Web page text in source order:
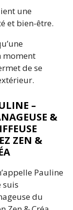
une
et bien-être.
moment
de se
–
&
ZEN &
Pauline
suis
du